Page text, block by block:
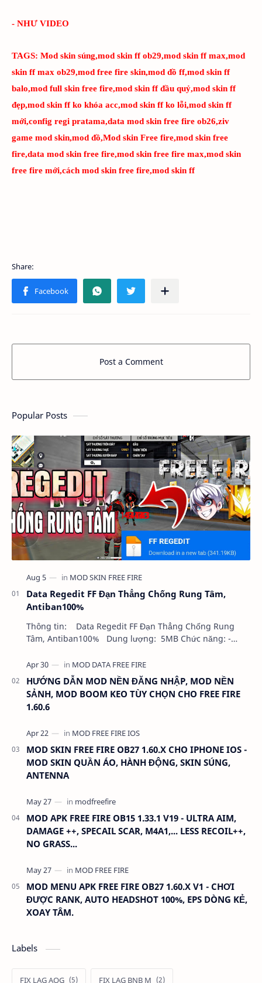
- NHƯ VIDEO
TAGS: Mod skin súng,mod skin ff ob29,mod skin ff max,mod
skin ff max ob29,mod free fire skin,mod đồ ff,mod skin ff
balo,mod full skin free fire,mod skin ff đầu quỷ,mod skin ff
đẹp,mod skin ff ko khóa acc,mod skin ff ko lỗi,mod skin ff
mới,config regi pratama,data mod skin free fire ob26,ziv
game mod skin,mod đồ,Mod skin Free fire,mod skin free
fire,data mod skin free fire,mod skin free fire max,mod skin
free fire mới,cách mod skin free fire,mod skin ff
Post a Comment
Popular Posts
Data Regedit FF Đạn Thẳng Chống Rung Tâm,
Antiban100%
Thông tin: Data Regedit FF Đạn Thẳng Chống Rung
Tâm, Antiban100% Dung lượng: 5MB Chức năng: -
HƯỚNG DẪN MOD NỀN ĐĂNG NHẬP, MOD NỀN
SẢNH, MOD BOOM KEO TÙY CHỌN CHO FREE FIRE
1.60.6
MOD SKIN FREE FIRE OB27 1.60.X CHO IPHONE IOS -
MOD SKIN QUẦN ÁO, HÀNH ĐỘNG, SKIN SÚNG,
ANTENNA
MOD APK FREE FIRE OB15 1.33.1 V19 - ULTRA AIM,
DAMAGE ++, SPECAIL SCAR, M4A1,... LESS RECOIL++,
NO GRASS...
MOD MENU APK FREE FIRE OB27 1.60.X V1 - CHƠI
ĐƯỢC RANK, AUTO HEADSHOT 100%, EPS DÒNG KẺ,
XOAY TÂM.
Labels
FIX LAG AOG FIX LAG BNB M